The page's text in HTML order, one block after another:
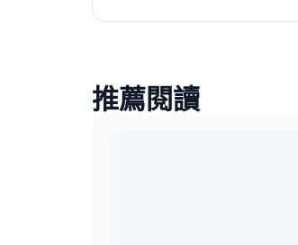
推薦閱讀